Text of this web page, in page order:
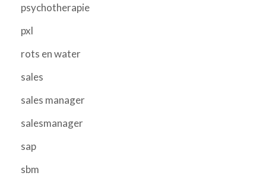
psychotherapie
pxl
rots en water
sales
sales manager
salesmanager
sap
sbm